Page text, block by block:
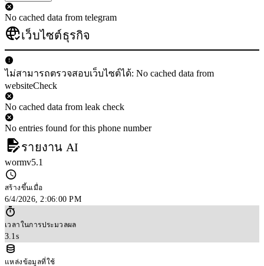
No cached data from telegram
เว็บไซต์ธุรกิจ
ไม่สามารถตรวจสอบเว็บไซต์ได้: No cached data from
websiteCheck
No cached data from leak check
No entries found for this phone number
รายงาน AI
wormv5.1
สร้างขึ้นเมื่อ
6/4/2026, 2:06:00 PM
เวลาในการประมวลผล
3.1s
แหล่งข้อมูลที่ใช้